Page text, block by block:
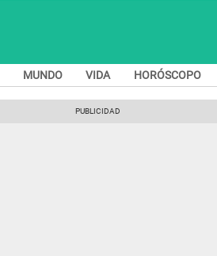
MUNDO VIDA HORÓSCOPO